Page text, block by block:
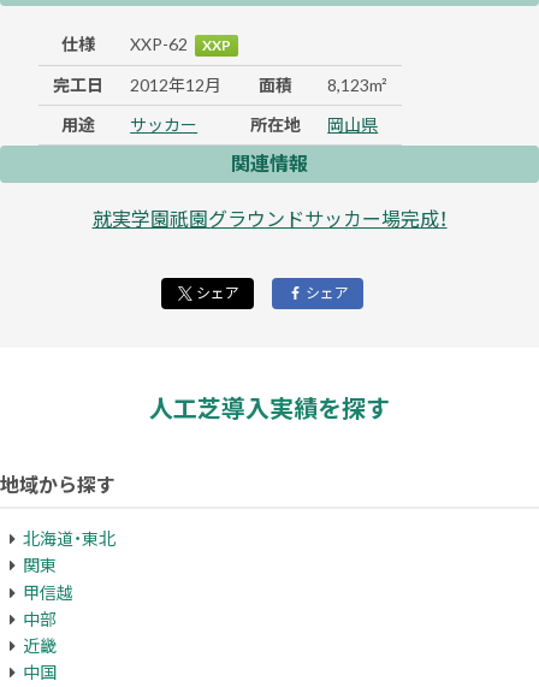
仕様 XXP-62 XXP
完工日 2012年12月 面積
8,123m²
用途
サッカー 所在地 岡山県
関連情報
就実学園祇園グラウンドサッカー場完成！
シェア シェア
人工芝導入実績を探す
地域から探す
北海道・東北
関東
甲信越
中部
近畿
中国